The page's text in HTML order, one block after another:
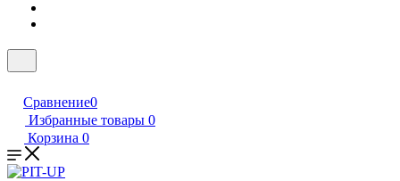
Сравнение0
Избранные товары 0
Корзина 0